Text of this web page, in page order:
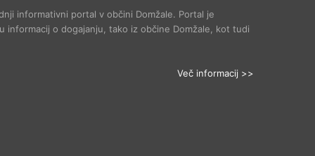
informativni portal v občini Domžale. Portal je
informacij o dogajanju, tako iz občine Domžale, kot tudi
Več informacij >>